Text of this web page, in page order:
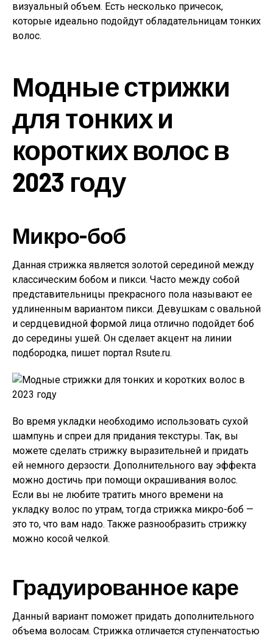
визуальный объем. Есть несколько причесок,
которые идеально подойдут обладательницам тонких
волос.
Модные стрижки
для тонких и
коротких волос в
2023 году
Микро-боб
Данная стрижка является золотой серединой между
классическим бобом и пикси. Часто между собой
представительницы прекрасного пола называют ее
удлиненным вариантом пикси. Девушкам с овальной
и сердцевидной формой лица отлично подойдет боб
до середины ушей. Он сделает акцент на линии
подбородка, пишет портал Rsute.ru.
Во время укладки необходимо использовать сухой
шампунь и спреи для придания текстуры. Так, вы
можете сделать стрижку выразительней и придать
ей немного дерзости. Дополнительного вау эффекта
можно достичь при помощи окрашивания волос.
Если вы не любите тратить много времени на
укладку волос по утрам, тогда стрижка микро-боб —
это то, что вам надо. Также разнообразить стрижку
можно косой челкой.
Градуированное каре
Данный вариант поможет придать дополнительного
объема волосам. Стрижка отличается ступенчатостью